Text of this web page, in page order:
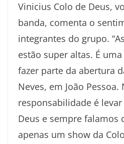
Vinicius Colo de Deus,
banda, comenta o
integrantes do grupo.
estão super altas. É
fazer parte da abertura
Neves, em João
responsabilidade é
Deus e sempre falamos
apenas um show da